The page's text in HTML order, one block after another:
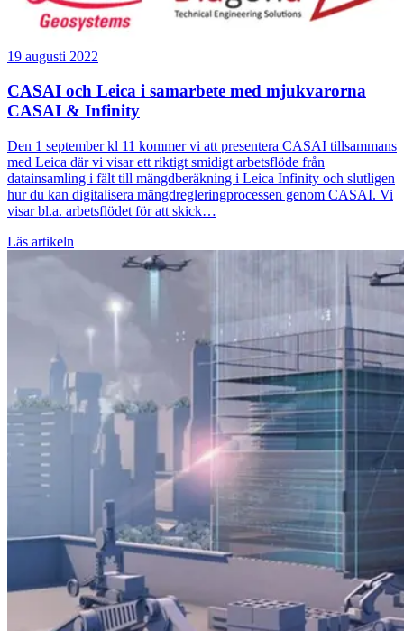
19 augusti 2022
CASAI och Leica i samarbete med mjukvarorna
CASAI & Infinity
Den 1 september kl 11 kommer vi att presentera CASAI tillsammans
med Leica där vi visar ett riktigt smidigt arbetsflöde från
datainsamling i fält till mängdberäkning i Leica Infinity och slutligen
hur du kan digitalisera mängdregleringprocessen genom CASAI. Vi
visar bl.a. arbetsflödet för att skick…
Läs artikeln